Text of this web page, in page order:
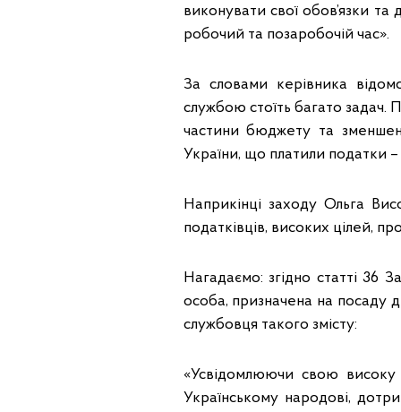
виконувати свої обов’язки
робочий та позаробочій час».
За словами керівника
службою стоїть багато задач.
частини бюджету та
України, що платили податки
Наприкінці заходу Ольга
податківців, високих цілей,
Нагадаємо: згідно статті 36
особа, призначена на посаду
службовця такого змісту:
«Усвідомлюючи свою високу
Українському народові,